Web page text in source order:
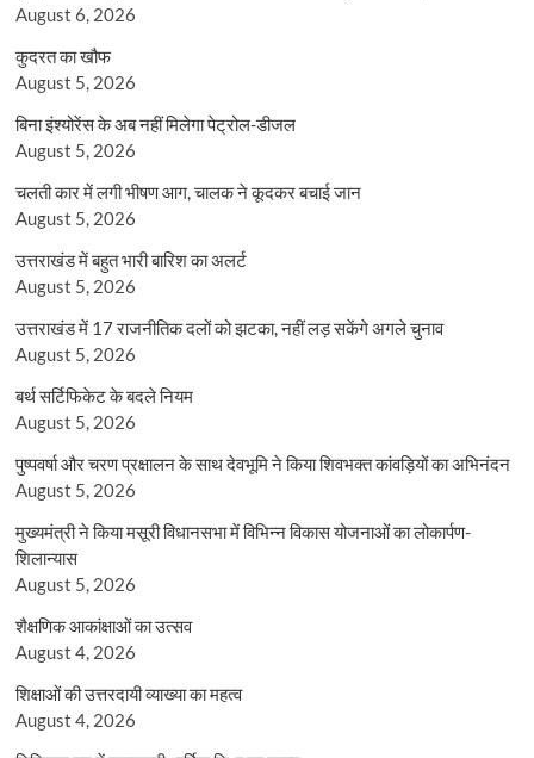
August 6, 2026
कुदरत का खौफ
August 5, 2026
बिना इंश्योरेंस के अब नहीं मिलेगा पेट्रोल-डीजल
August 5, 2026
चलती कार में लगी भीषण आग, चालक ने कूदकर बचाई जान
August 5, 2026
उत्तराखंड में बहुत भारी बारिश का अलर्ट
August 5, 2026
उत्तराखंड में 17 राजनीतिक दलों को झटका, नहीं लड़ सकेंगे अगले चुनाव
August 5, 2026
बर्थ सर्टिफिकेट के बदले नियम
August 5, 2026
पुष्पवर्षा और चरण प्रक्षालन के साथ देवभूमि ने किया शिवभक्त कांवड़ियों का अभिनंदन
August 5, 2026
मुख्यमंत्री ने किया मसूरी विधानसभा में विभिन्न विकास योजनाओं का लोकार्पण-
शिलान्यास
August 5, 2026
शैक्षणिक आकांक्षाओं का उत्सव
August 4, 2026
शिक्षाओं की उत्तरदायी व्याख्या का महत्व
August 4, 2026